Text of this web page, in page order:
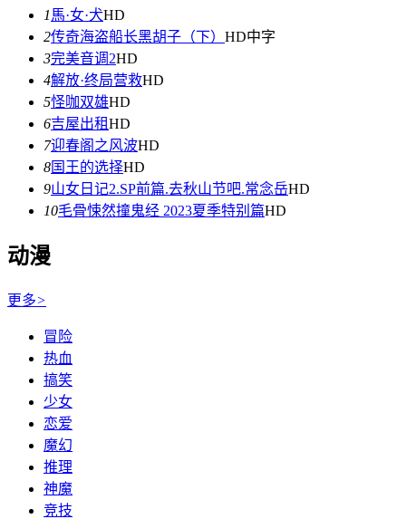
1 馬·女·犬HD
2传奇海盗船长黑胡子（下） HD中字
3完美音调2HD
4解放·终局营救HD
5怪咖双雄HD
6吉屋出租HD
7迎春阁之风波HD
8国王的选择HD
9山女日记2.SP前篇.去秋山节吧.常念岳HD
10毛骨悚然撞鬼经 2023夏季特别篇HD
动漫
更多>
冒险
热血
搞笑
少女
恋爱
魔幻
推理
神魔
竞技